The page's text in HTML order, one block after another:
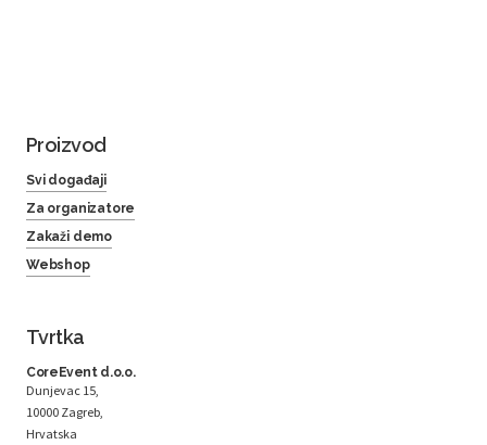
Proizvod
Svi događaji
Za organizatore
Zakaži demo
Webshop
Tvrtka
CoreEvent d.o.o.
Dunjevac 15,
10000 Zagreb,
Hrvatska